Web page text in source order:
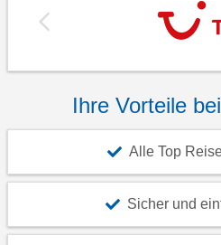
Ihre Vorteile
Alle Top
Sicher und